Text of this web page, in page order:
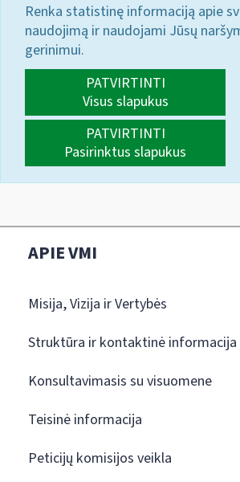
Renka statistinę informaciją apie
naudojimą ir naudojami Jūsų
gerinimui.
PATVIRTINTI
Visus slapukus
PATVIRTINTI
Pasirinktus slapukus
APIE VMI
Misija, Vizija ir Vertybės
Struktūra ir kontaktinė informacija
Konsultavimasis su visuomene
Teisinė informacija
Peticijų komisijos veikla